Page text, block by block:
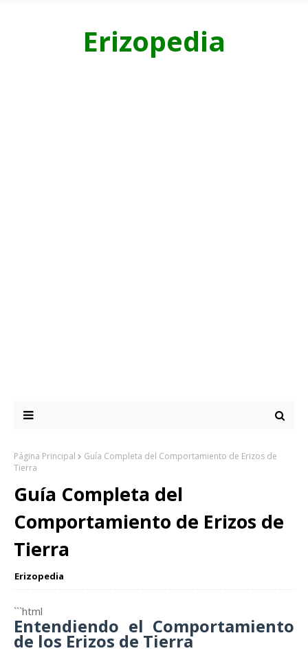
Erizopedia
Página Principal
Guía Completa del Comportamiento de Erizos de
Tierra
Guía Completa del
Comportamiento de Erizos de
Tierra
Erizopedia
```html
Entendiendo el Comportamiento
de los Erizos de Tierra